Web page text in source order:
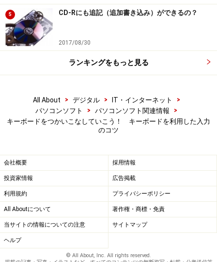
5 CD-Rにも追記（追加書き込み）ができるの？
2017/08/30
ランキングをもっと見る
All About > デジタル > IT・インターネット
>
パソコンソフト
> パソコンソフト関連情報
>
キーボードをつかいこなしていこう！ キーボードを利用した入力
のコツ
会社概要 採用情報
投資家情報 広告掲載
利用規約 プライバシーポリシー
All Aboutについて 著作権・商標・免責
当サイトの情報についての注意 サイトマップ
ヘルプ
© All About, Inc. All rights reserved.